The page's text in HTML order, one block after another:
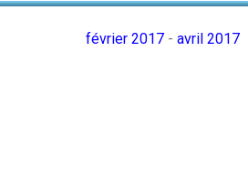
février 2017- avril 2017